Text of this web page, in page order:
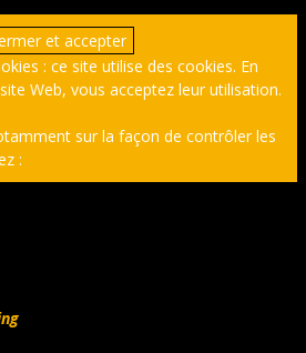
: ce site utilise des cookies. En
Web, vous acceptez leur utilisation.
sur la façon de contrôler les
: